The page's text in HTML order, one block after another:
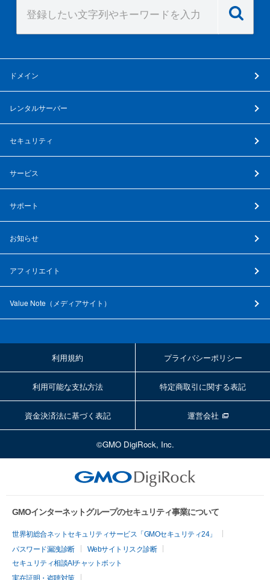
ドメイン
レンタルサーバー
セキュリティ
サービス
サポート
お知らせ
アフィリエイト
Value Note（ メディアサイト ）
利用規約 プライバシーポリシー
利用可能な支払方法 特定商取引に関する表記
資金決済法に基づく表記 運営会社
©GMO DigiRock, Inc.
GMOインターネットグループのセキュリティ事業について
世界初総合ネットセキュリティサービス「GMOセキュリティ24」
パスワード漏洩診断
Webサイトリスク診断
セキュリティ相談AIチャットボット
実在証明・盗聴対策